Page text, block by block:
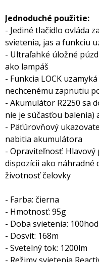
Jednoduché použitie:
- Jediné tlačidlo ovláda
svietenia, jas a funkciu
- Ultraľahké úložné
ako lampáš
- Funkcia LOCK
nechcenému zapnutiu
- Akumulátor R2250 sa
nie je súčasťou
- Päťúrovňový
nabitia akumulátora
- Opraviteľnosť:
dispozícii ako
životnosť čelovky
- Farba: čierna
- Hmotnosť: 95g
- Doba svietenia: 100hod
- Dosvit: 168m
- Svetelný tok: 1200lm
- Režimy svietenia